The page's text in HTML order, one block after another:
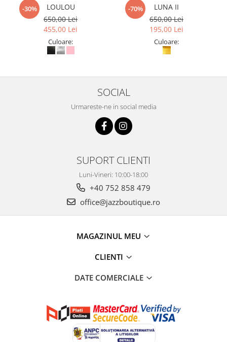
-30%
LOULOU
650,00 Lei
455,00 Lei
Culoare:
-70%
LUNA II
650,00 Lei
195,00 Lei
Culoare:
SOCIAL
Urmareste-ne in social media
SUPORT CLIENTI
Luni-Vineri: 10:00-18:00
+40 752 858 479
office@jazzboutique.ro
MAGAZINUL MEU
CLIENTI
DATE COMERCIALE